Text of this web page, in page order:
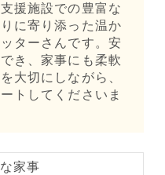
援施設での豊富な
に寄り添った温か
ターさんです。安
き、家事にも柔軟
大切にしながら、
トしてくださいま
家事